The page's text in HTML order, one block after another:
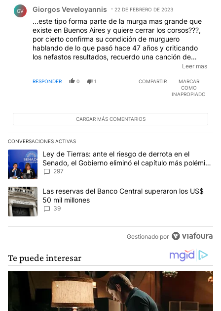
GV Giorgos Veveloyannis 22 DE FEBRERO DE 2023
...este tipo forma parte de la murga mas grande que
existe en Buenos Aires y quiere cerrar los corsos???,
por cierto confirma su condición de murguero
hablando de lo que pasó hace 47 años y criticando
los nefastos resultados, recuerdo una canción de
retirada de los Mimados de la Paternal que decía "En
llegó el fin del carnaval, volveré a la vida nuevamente
Leer mas
RESPONDER 0 1 COMPARTIR
MARCAR
COMO
INAPROPIADO
CARGAR MÁS COMENTARIOS
CONVERSACIONES ACTIVAS
Este listado muestra los artículos con más comentarios en los
Un artículo de tendencia con el título "Ley de Tierras: ante el
Ley de Tierras: ante el riesgo de derrota en el
Senado, el Gobierno eliminó el capítulo más polémico
del proyecto
297
Un artículo de tendencia con el título "Las reservas del Banco
Las reservas del Banco Central superaron los US$
50 mil millones
39
Gestionado por